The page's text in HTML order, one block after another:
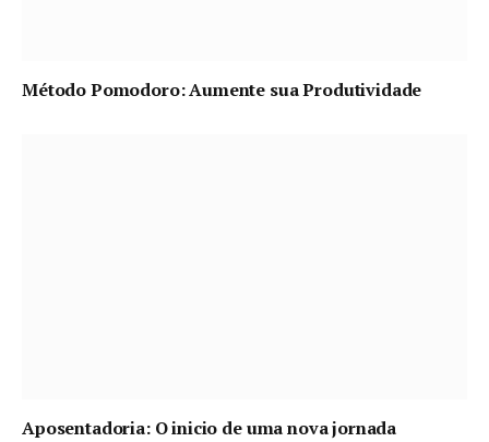
Método Pomodoro: Aumente sua Produtividade
Aposentadoria: O inicio de uma nova jornada